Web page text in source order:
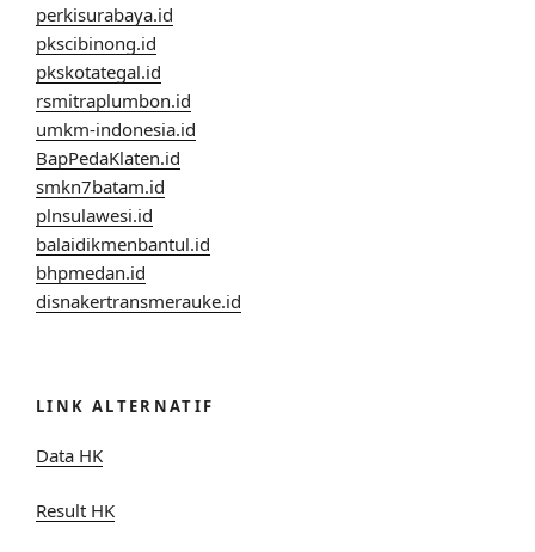
perkisurabaya.id
pkscibinong.id
pkskotategal.id
rsmitraplumbon.id
umkm-indonesia.id
BapPedaKlaten.id
smkn7batam.id
plnsulawesi.id
balaidikmenbantul.id
bhpmedan.id
disnakertransmerauke.id
LINK ALTERNATIF
Data HK
Result HK